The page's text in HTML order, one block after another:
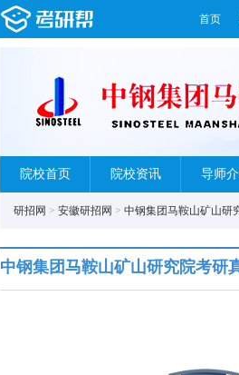
首页
院校首页 院校资讯 导师
研招网 > 安徽研招网 > 中钢集团马鞍山矿山研
中钢集团马鞍山矿山研究院考研